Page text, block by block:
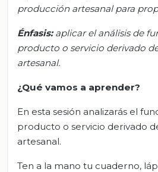
producción artesanal para
Énfasis:aplicar el análisis de
producto o servicio derivado
artesanal.
¿Qué vamos a aprender?
En esta sesión analizarás el
producto o servicio derivado
artesanal.
Ten a la mano tu cuaderno,